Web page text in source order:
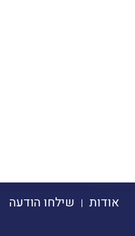
אודות שילחו הודעה